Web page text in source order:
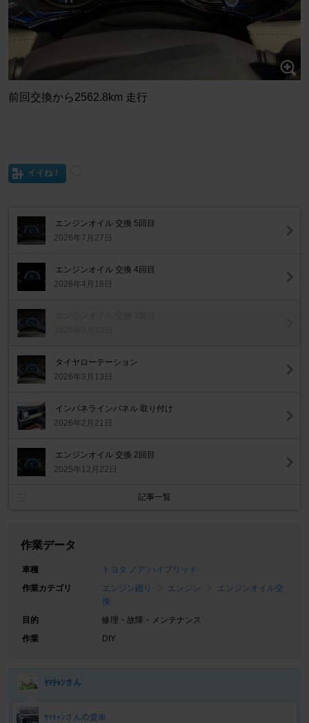
前回交換から2562.8km 走行
イイね！
エンジンオイル 交換 5回目
2026年7月27日
エンジンオイル 交換 4回目
2026年4月18日
タイヤローテーション
2026年3月13日
インパネラインパネル 取り付け
2026年2月21日
エンジンオイル 交換 2回目
2025年12月22日
記事一覧
作業データ
車種
トヨタ ノア ハイブリッド
作業カテゴリ
エンジン廻り エンジン
エンジンオイル交
換
目的
修理・故障・メンテナンス
作業
DIY
ﾔﾏﾁｬﾝさん
ﾔﾏﾁｬﾝさんの愛車